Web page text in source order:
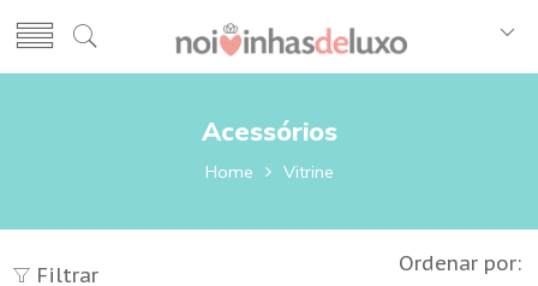
Acessórios
Home Vitrine
Filtrar Ordenar por: